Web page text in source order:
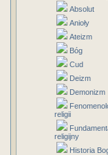
Absolut
Anioły
Ateizm
Bóg
Cud
Deizm
Demonizm
religii
religijny
Historia